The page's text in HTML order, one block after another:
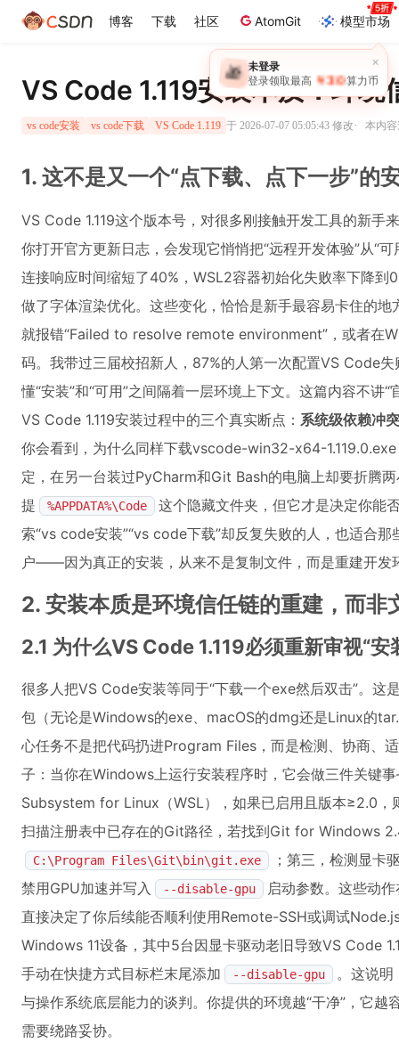
博客 下载 社区 AtomGit 模型市场
VS Code 1.119安装本质：环境
vs code安装 vs code下载 VS Code 1.119 于 2026-07-07 05:05:43 修改· 本内容
1. 这不是又一个“点下载、点下一步”的
VS Code 1.119这个版本号，对很多刚接触开发工具的新手
你打开官方更新日志，会发现它悄悄把“远程开发体验”从“
连接响应时间缩短了40%，WSL2容器初始化失败率下降
做了字体渲染优化。这些变化，恰恰是新手最容易卡住的
就报错“Failed to resolve remote environment”，或者在
码。我带过三届校招新人，87%的人第一次配置VS Code
懂“安装”和“可用”之间隔着一层环境上下文。这篇内容不讲
VS Code 1.119安装过程中的三个真实断点： 系统级依赖冲
你会看到，为什么同样下载vscode-win32-x64-
定，在另一台装过PyCharm和Git Bash的电脑上却要折腾
提
%APPDATA%\Code
这个隐藏文件夹，但它才是决定你能
索“vs code安装”“vs code下载”却反复失败的人，也适合
户——因为真正的安装，从来不是复制文件，而是重建开发
2. 安装本质是环境信任链的重建，而非
2.1 为什么VS Code 1.119必须重新审视“安
很多人把VS Code安装等同于“下载一个exe然后双击”。这
包（无论是Windows的exe、macOS的dmg还是Linux的
心任务不是把代码扔进Program Files，而是检测、协商、
子：当你在Windows上运行安装程序时，它会做三件关
Subsystem for Linux（WSL），如果已启用且版本≥2.0
扫描注册表中已存在的Git路径，若找到Git for Windows
C:\Program Files\Git\bin\git.exe
；第三，检测显卡
禁用GPU加速并写入
--disable-gpu
启动参数。这些动
直接决定了你后续能否顺利使用Remote-SSH或调试
Windows 11设备，其中5台因显卡驱动老旧导致VS Code
手动在快捷方式目标栏末尾添加
--disable-gpu
。这说明
与操作系统底层能力的谈判。你提供的环境越“干净”，它
需要绕路妥协。